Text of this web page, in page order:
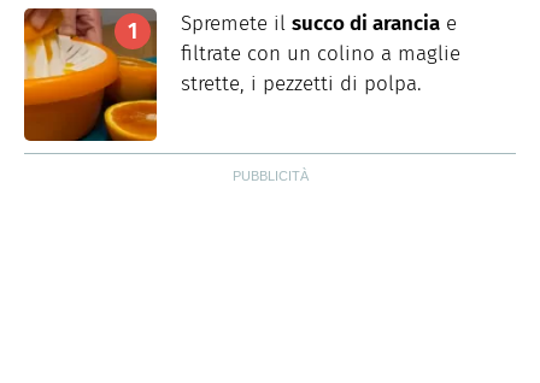
Spremete il succo di arancia e
filtrate con un colino a maglie
strette, i pezzetti di polpa.